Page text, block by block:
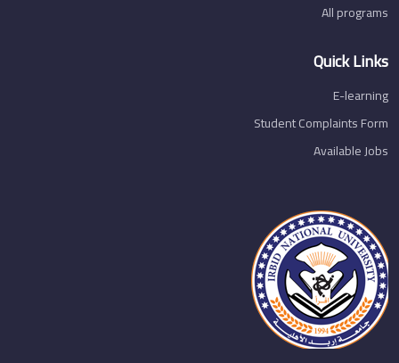
All programs
Quick Links
E-learning
Student Complaints Form
Available Jobs